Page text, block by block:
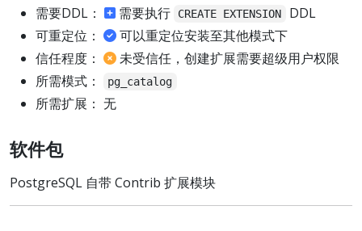
需要DDL：
需要执行 CREATE EXTENSION
DDL
可重定位：
可以重定位安装至其他模式下
信任程度：
未受信任，创建扩展需要超级用户权限
所需模式：
pg_catalog
所需扩展： 无
软件包
PostgreSQL 自带 Contrib 扩展模块